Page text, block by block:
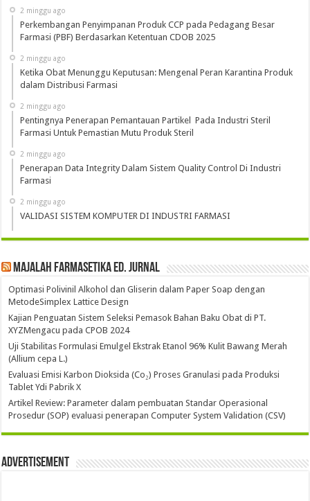
2 minggu ago
Perkembangan Penyimpanan Produk CCP pada Pedagang Besar
Farmasi (PBF) Berdasarkan Ketentuan CDOB 2025
2 minggu ago
Ketika Obat Menunggu Keputusan: Mengenal Peran Karantina Produk
dalam Distribusi Farmasi
2 minggu ago
Pentingnya Penerapan Pemantauan Partikel Pada Industri Steril
Farmasi Untuk Pemastian Mutu Produk Steril
2 minggu ago
Penerapan Data Integrity Dalam Sistem Quality Control Di Industri
Farmasi
2 minggu ago
VALIDASI SISTEM KOMPUTER DI INDUSTRI FARMASI
Majalah Farmasetika Ed. Jurnal
Optimasi Polivinil Alkohol dan Gliserin dalam Paper Soap dengan
MetodeSimplex Lattice Design
Kajian Penguatan Sistem Seleksi Pemasok Bahan Baku Obat di PT.
XYZMengacu pada CPOB 2024
Uji Stabilitas Formulasi Emulgel Ekstrak Etanol 96% Kulit Bawang Merah
(Allium cepa L.)
Evaluasi Emisi Karbon Dioksida (Co₂) Proses Granulasi pada Produksi
Tablet Ydi Pabrik X
Artikel Review: Parameter dalam pembuatan Standar Operasional
Prosedur (SOP) evaluasi penerapan Computer System Validation (CSV)
Advertisement